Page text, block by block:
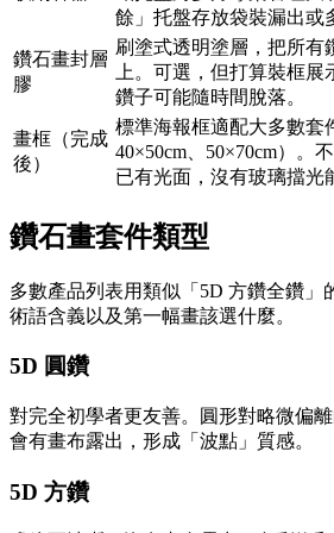
餘」托盤存放袋裝漏出或
鑽石畫封層
膠
刷塗式透明塗層，把所有
上。可選，但打算裝框
鑽子可能隨時間脫落。
畫框（完成
後）
標準海報框適配大多數套
40×50cm、50×70cm）。
已有光面，沒有玻璃擋光
鑽石畫套件類型
多數產品列表用類似「5D 方鑽全鑽
術語含義以及第一幅畫該選什麼。
5D 圓鑽
對完全初學者更友善。圓形對略微偏
會有畫布露出，形成「波點」質感。
5D 方鑽